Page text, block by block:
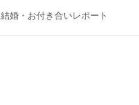
結婚・お付き合いレポート